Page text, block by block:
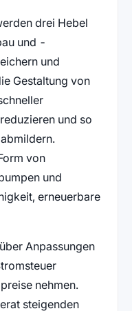
drei Hebel
und -
und
Gestaltung von
und so
von
und
erneuerbare
Anpassungen
nehmen.
steigenden